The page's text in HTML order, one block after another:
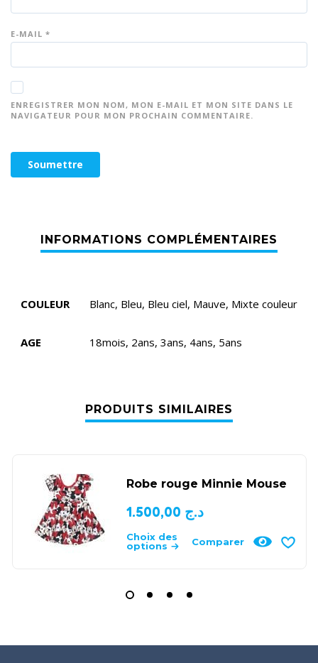
E-MAIL *
ENREGISTRER MON NOM, MON E-MAIL ET MON SITE DANS LE
NAVIGATEUR POUR MON PROCHAIN COMMENTAIRE.
COULEUR Blanc, Bleu, Bleu ciel, Mauve, Mixte couleur
AGE 18mois, 2ans, 3ans, 4ans, 5ans
PRODUITS SIMILAIRES
Robe rouge Minnie Mouse
د.ج
Choix des
options
Comparer